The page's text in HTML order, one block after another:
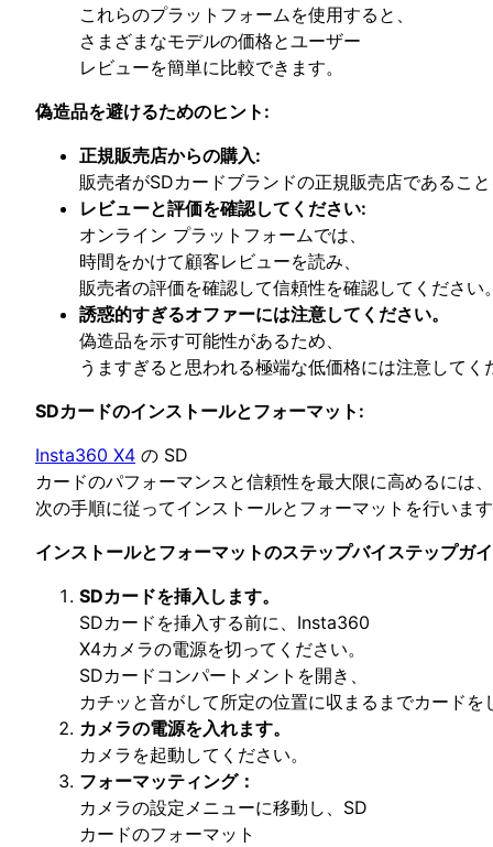
これらのプラットフォームを使用すると、
さまざまなモデルの価格とユーザー
レビューを簡単に比較できます。
偽造品を避けるためのヒント:
正規販売店からの購入:
販売者がSDカードブランドの正規販売店であるこ
レビューと評価を確認してください:
オンライン プラットフォームでは、
時間をかけて顧客レビューを読み、
販売者の評価を確認して信頼性を確認してください
誘惑的すぎるオファーには注意してください。
偽造品を示す可能性があるため、
うますぎると思われる極端な低価格には注意してく
SDカードのインストールとフォーマット:
Insta360 X4 の SD
カードのパフォーマンスと信頼性を最大限に高めるには、
次の手順に従ってインストールとフォーマットを行いま
インストールとフォーマットのステップバイステップガ
SDカードを挿入します。
SDカードを挿入する前に、Insta360
X4カメラの電源を切ってください。
SDカードコンパートメントを開き、
カチッと音がして所定の位置に収まるまでカード
カメラの電源を入れます。
カメラを起動してください。
フォーマッティング：
カメラの設定メニューに移動し、SD
カードのフォーマット